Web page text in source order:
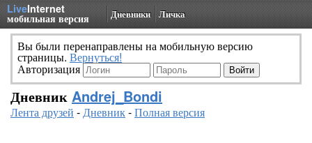
LiveInternet
мобильная версия Дневники Личка
Вы были перенаправлены на мобильную версию
страницы. Вернуться!
Авторизация
Дневник Andrej_Bondi
Лента друзей -Дневник-Полная версия